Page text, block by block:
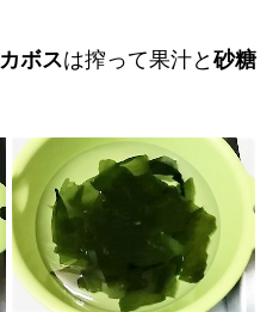
カボスは搾って果汁と砂糖